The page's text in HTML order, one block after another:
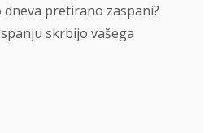
pretirano zaspani?
skrbijo vašega